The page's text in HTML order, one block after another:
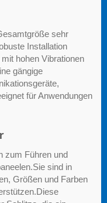
sehr
Installation
hohen Vibrationen
gängige
für Anwendungen
zum Führen und
sind in
Größen und Farben